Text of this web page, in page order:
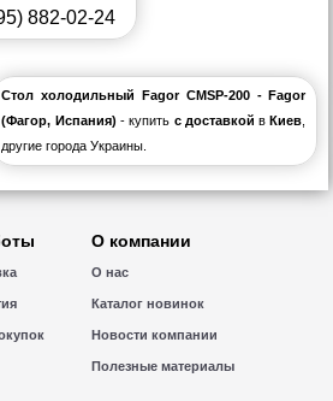
882-02-24
Стол холодильный Fagor CMSP-200 - Fagor
(Фагор, Испания) - купить с доставкой вКиев
другие города Украины.
О компании
О нас
Каталог новинок
Новости компании
Полезные материалы